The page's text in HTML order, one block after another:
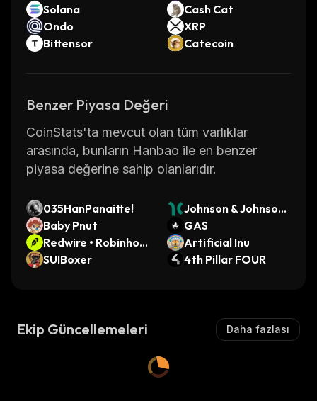
Solana
Cash Cat
Ondo
XRP
Bittensor
Catecoin
Benzer Piyasa Değeri
CoinStats'ta mevcut olan tüm varlıklar
arasında, bunların Hanbao ile en benzer
piyasa değerine sahip olanlarıdır.
035HanPanaitte!
Johnson & Johnson
(Dinari Tokenized S
tock)
Baby Pnut
GAS
Redwire • Robinhoo
d Token
Artificial Inu
SUIBoxer
4th Pillar FOUR
Ekip Güncellemeleri Daha fazlası